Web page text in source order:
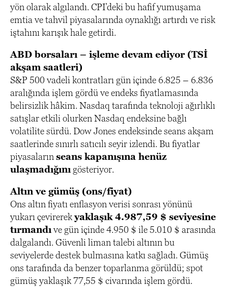
yön olarak algılandı. CPI’deki bu hafif yumuşama
emtia ve tahvil piyasalarında oynaklığı artırdı ve risk
iştahını karışık hale getirdi.
ABD borsaları – işleme devam ediyor (TSİ
akşam saatleri)
S&P 500 vadeli kontratları gün içinde 6.825 – 6.836
aralığında işlem gördü ve endeks fiyatlamasında
belirsizlik hâkim. Nasdaq tarafında teknoloji ağırlıklı
satışlar etkili olurken Nasdaq endeksine bağlı
volatilite sürdü. Dow Jones endeksinde seans akşam
saatlerinde sınırlı satıcılı seyir izlendi. Bu fiyatlar
piyasaların seans kapanışına henüz
ulaşmadığını gösteriyor.
Altın ve gümüş (ons/fiyat)
Ons altın fiyatı enflasyon verisi sonrası yönünü
yukarı çevirerekyaklaşık 4.987,59 $ seviyesine
tırmandı ve gün içinde 4.950 $ ile 5.010 $ arasında
dalgalandı. Güvenli liman talebi altının bu
seviyelerde destek bulmasına katkı sağladı. Gümüş
ons tarafında da benzer toparlanma görüldü; spot
gümüş yaklaşık 77,55 $ civarında işlem gördü.